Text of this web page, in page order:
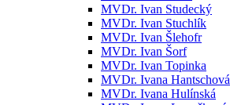
MVDr. Ivan Studecký
MVDr. Ivan Stuchlík
MVDr. Ivan Šlehofr
MVDr. Ivan Šorf
MVDr. Ivan Topinka
MVDr. Ivana Hantschová
MVDr. Ivana Hulínská